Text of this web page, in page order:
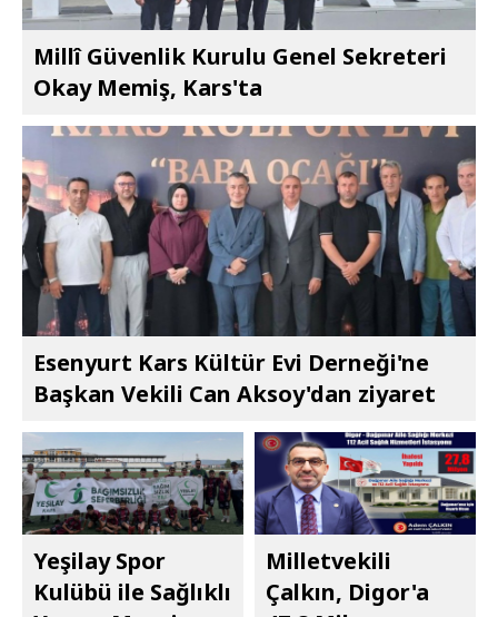
Millî Güvenlik Kurulu Genel Sekreteri
Okay Memiş, Kars'ta
Esenyurt Kars Kültür Evi Derneği'ne
Başkan Vekili Can Aksoy'dan ziyaret
Yeşilay Spor
Kulübü ile Sağlıklı
Milletvekili
Çalkın, Digor'a